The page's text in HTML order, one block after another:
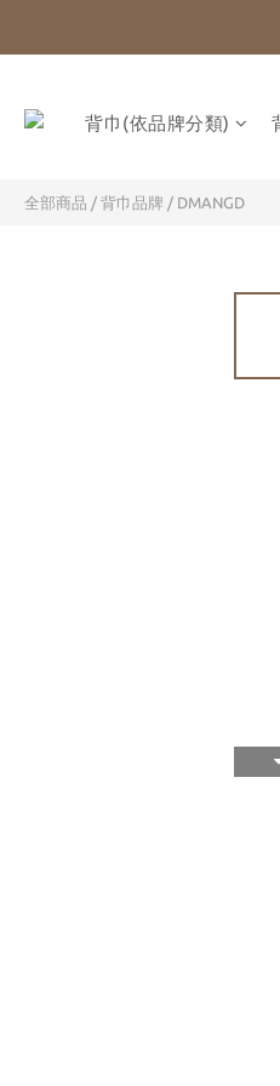
背巾(依品牌分類)
全部商品 / 背巾品牌 / DMANGD